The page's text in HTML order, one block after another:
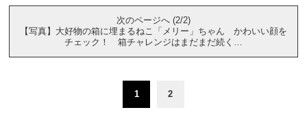
次のページへ (2/2)
【写真】大好物の箱に埋まるねこ「メリー」ちゃん かわいい顔を
チェック！ 箱チャレンジはまだまだ続く…
1 2